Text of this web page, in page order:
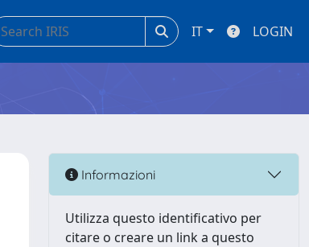
IT LOGIN
Informazioni
Utilizza questo identificativo per
citare o creare un link a questo